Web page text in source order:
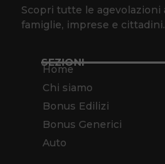
Scopri tutte le
famiglie, imprese e cittadini.
SEZIONI
Home
Chi siamo
Bonus Edilizi
Bonus Generici
Auto